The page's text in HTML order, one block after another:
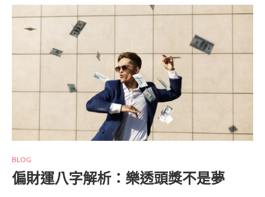
BLOG
偏財運八字解析：樂透頭獎不是夢